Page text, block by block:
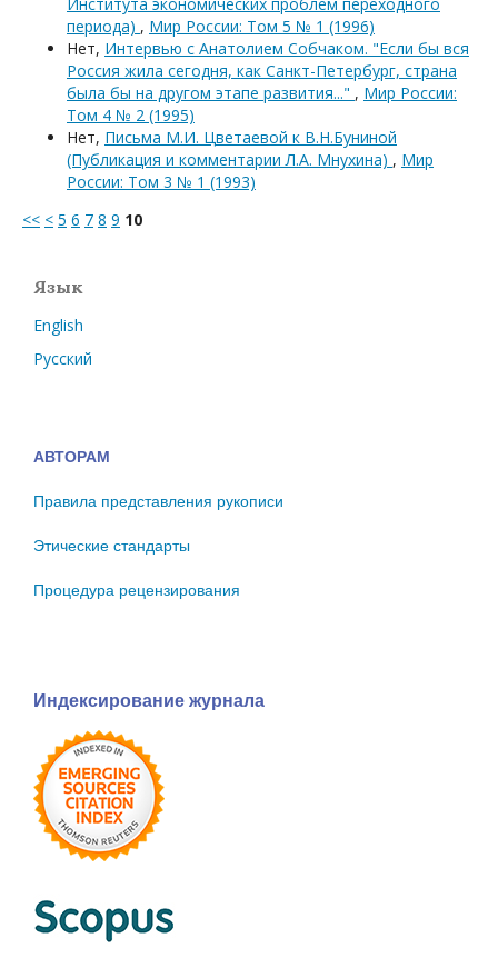
периода) , Мир России: Том 5 № 1 (1996)
Нет, Интервью с Анатолием Собчаком. "Если бы вся
Россия жила сегодня, как Санкт-Петербург, страна
была бы на другом этапе развития..." , Мир России:
Том 4 № 2 (1995)
Нет, Письма М.И. Цветаевой к В.Н.Буниной
(Публикация и комментарии Л.А. Мнухина) , Мир
России: Том 3 № 1 (1993)
<< < 5 6 7 8 9 10
Язык
English
Русский
АВТОРАМ
Правила представления рукописи
Этические стандарты
Процедура рецензирования
Индексирование журнала